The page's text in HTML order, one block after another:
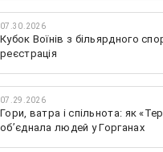
07.30.2026
Кубок Воїнів з більярдного
реєстрація
07.29.2026
Гори, ватра і спільнота: як
об’єднала людей у Горганах